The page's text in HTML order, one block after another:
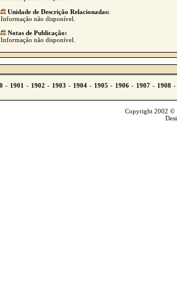
Unidade de Descrição Relacionadas:
Informação não disponível.
Notas de Publicação:
Informação não disponível.
Copyright 2002 ©